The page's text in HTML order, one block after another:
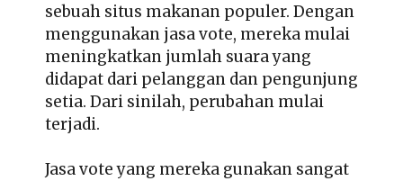
sebuah situs makanan populer. Dengan
menggunakan jasa vote, mereka mulai
meningkatkan jumlah suara yang
didapat dari pelanggan dan pengunjung
setia. Dari sinilah, perubahan mulai
terjadi.
Jasa vote yang mereka gunakan sangat